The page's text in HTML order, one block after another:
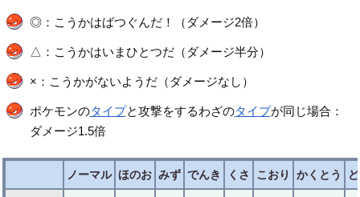
◎：こうかはばつぐんだ！（ダメージ2倍）
△：こうかはいまひとつだ（ダメージ半分）
×：こうかがないようだ（ダメージなし）
ポケモンのタイプと攻撃をするわざのタイプが同じ場合：
ダメージ1.5倍
ノーマル ほのお みず でんき くさ こおり かくとう